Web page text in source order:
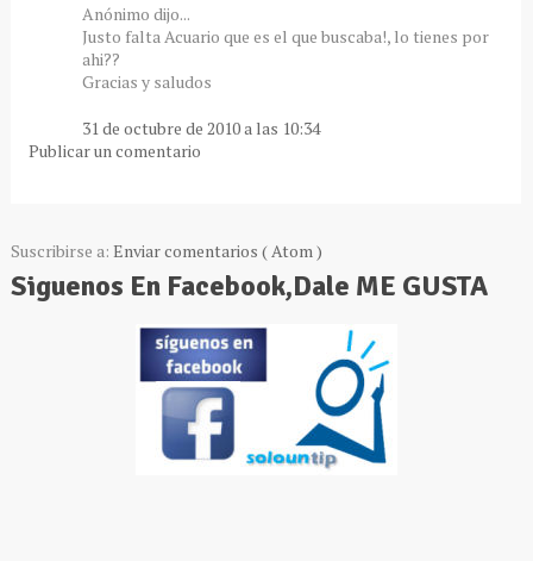
Anónimo dijo...
Justo falta Acuario que es el que buscaba!, lo tienes por
ahi??
Gracias y saludos
31 de octubre de 2010 a las 10:34
Publicar un comentario
Suscribirse a: Enviar comentarios ( Atom )
Siguenos En Facebook,Dale ME GUSTA